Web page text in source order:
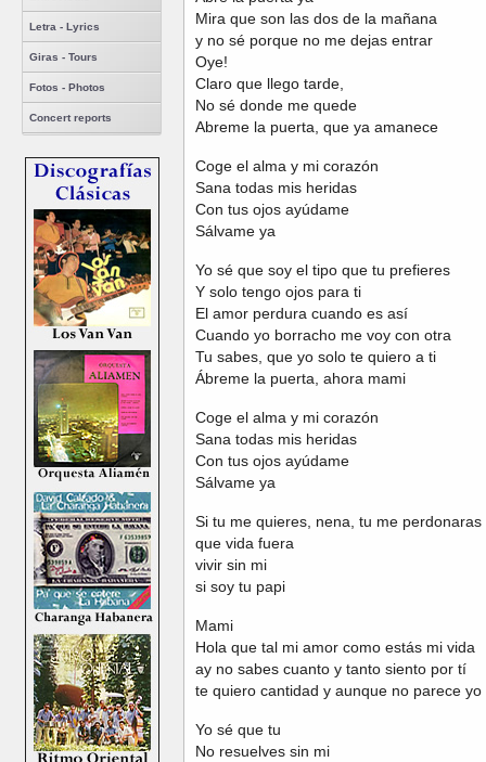
Letra - Lyrics
Giras - Tours
Fotos - Photos
Concert reports
Mira que son las dos de la mañana
y no sé porque no me dejas entrar
Oye!
Claro que llego tarde,
No sé donde me quede
Abreme la puerta, que ya amanece
Coge el alma y mi corazón
Sana todas mis heridas
Con tus ojos ayúdame
Sálvame ya
Yo sé que soy el tipo que tu prefieres
Y solo tengo ojos para ti
El amor perdura cuando es así
Cuando yo borracho me voy con otra
Tu sabes, que yo solo te quiero a ti
Ábreme la puerta, ahora mami
Coge el alma y mi corazón
Sana todas mis heridas
Con tus ojos ayúdame
Sálvame ya
Si tu me quieres, nena, tu me perdonaras
que vida fuera
vivir sin mi
si soy tu papi
Mami
Hola que tal mi amor como estás mi vida
ay no sabes cuanto y tanto siento por tí
te quiero cantidad y aunque no parece
Yo sé que tu
No resuelves sin mi